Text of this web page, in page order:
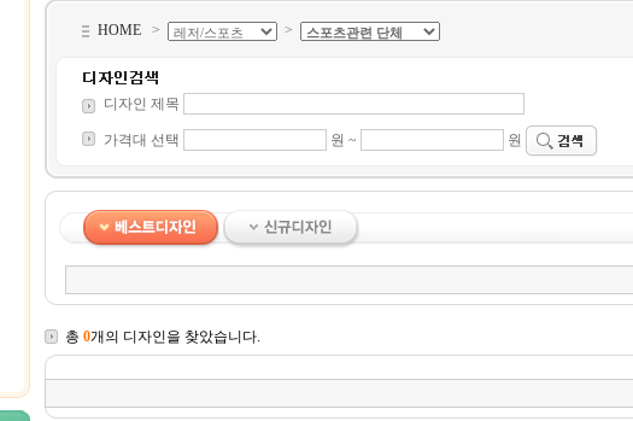
HOME > >
디자인 제목
가격대 선택 원 ~ 원
총 0개의 디자인을 찾았습니다.